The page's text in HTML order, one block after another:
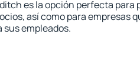
es la opción perfecta para
así como para empresas
sus empleados.